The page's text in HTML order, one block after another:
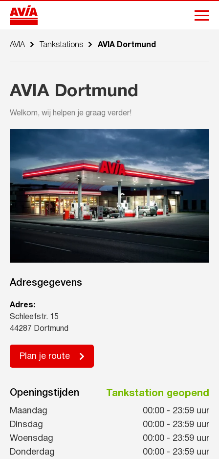
AVIA Tankstations AVIA Dortmund
AVIA Dortmund
Welkom, wij helpen je graag verder!
Adresgegevens
Adres:
Schleefstr. 15
44287 Dortmund
Plan je route
Openingstijden Tankstation geopend
Maandag 00:00 - 23:59 uur
Dinsdag
00:00 - 23:59 uur
Woensdag
00:00 - 23:59 uur
Donderdag
00:00 - 23:59 uur